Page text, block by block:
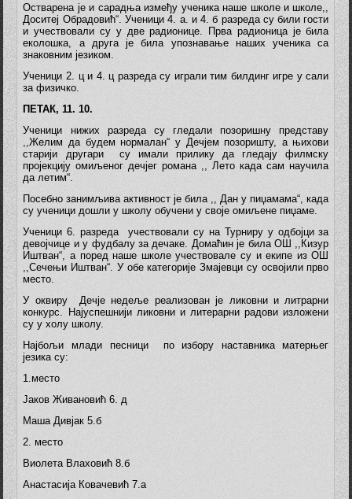
Остварена је и сарадња између ученика наше школе и школе,,
Доситеј Обрадовић“. Ученици 4. а. и 4. б разреда су били гости
и учествовали су у две радионице. Прва радионица је била
еколошка, а друга је била упознавање наших ученика са
знаковним језиком.
Ученици 2. ц и 4. ц разреда су играли тим билдинг игре у сали
за физичко.
ПЕТАК, 11. 10.
Ученици нижих разреда су гледали позоришну представу
,,Желим да будем нормалан“ у Дечјем позоришту, а њихови
старији другари су имали прилику да гледају филмску
пројекцију омиљеног дечјег романа ,, Лето када сам научила
да летим“.
Посебно занимљива активност је била ,, Дан у пиџамама“, када
су ученици дошли у школу обучени у своје омиљене пиџаме.
Ученици 6. разреда учествовали су на Турниру у одбојци за
девојчице и у фудбалу за дечаке. Домаћин је била ОШ ,,Кизур
Иштван“, а поред наше школе учествовале су и екипе из ОШ
,,Сечењи Иштван“. У обе категорије Змајевци су освојили прво
место.
У оквиру Дечје недеље реализован је ликовни и литрарни
конкурс. Најуспешнији ликовни и литерарни радови изложени
су у холу школу.
Најбољи млади песници по избору наставника матерњег
језика су:
1.место
Јаков Живановић 6. д
Маша Дивјак 5.б
2. место
Виолета Влаховић 8.б
Анастасија Ковачевић 7.а